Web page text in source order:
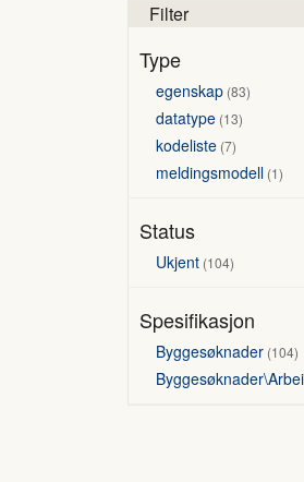
Filter
Type
egenskap 83
datatype 13
kodeliste 7
meldingsmodell 1
Status
Ukjent 104
Spesifikasjon
Byggesøknader 104